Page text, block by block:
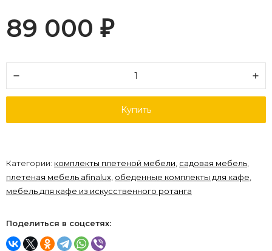
89 000 ₽
Купить
Категории: комплекты плетеной мебели садовая мебель
плетеная мебель afinalux обеденные комплекты для кафе
мебель для кафе из искусственного ротанга
Поделиться в соцсетях: